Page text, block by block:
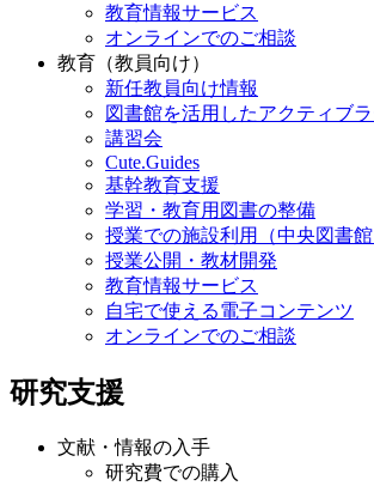
教育情報サービス
オンラインでのご相談
教育（教員向け）
新任教員向け情報
図書館を活用したアクティブ
講習会
Cute.Guides
基幹教育支援
学習・教育用図書の整備
授業での施設利用（中央図書館
授業公開・教材開発
教育情報サービス
自宅で使える電子コンテンツ
オンラインでのご相談
研究支援
文献・情報の入手
研究費での購入